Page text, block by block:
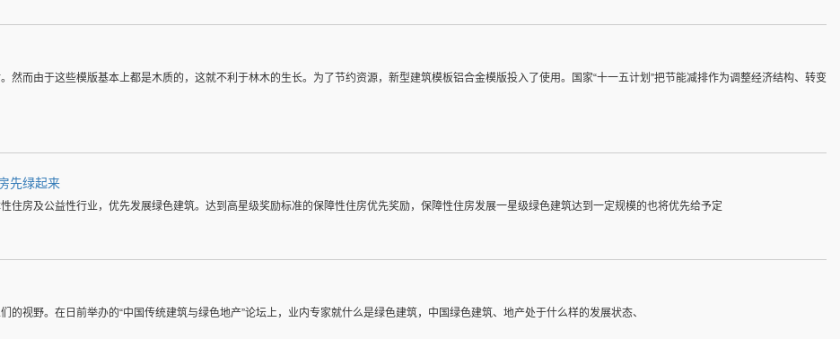
而由于这些模版基本上都是木质的，这就不利于林木的生长。为了节约资源，新型建筑模板铝合金模版投入了使用。国家“十一五计划”把节能减排作为调整经济结构、转变
先绿起来
住房及公益性行业，优先发展绿色建筑。达到高星级奖励标准的保障性住房优先奖励，保障性住房发展一星级绿色建筑达到一定规模的也将优先给予定
视野。在日前举办的“中国传统建筑与绿色地产”论坛上，业内专家就什么是绿色建筑，中国绿色建筑、地产处于什么样的发展状态、